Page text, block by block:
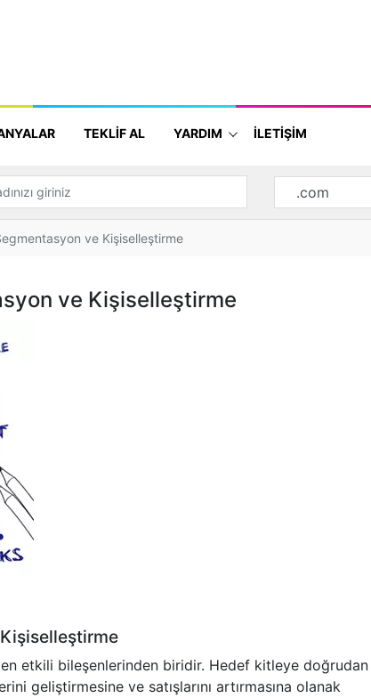
TEKLİF AL YARDIM İLETİŞİM
ve Kişiselleştirme
ve Kişiselleştirme
etkili bileşenlerinden biridir. Hedef kitleye doğrudan
geliştirmesine ve satışlarını artırmasına olanak